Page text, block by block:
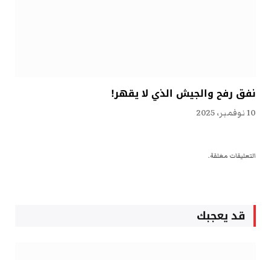
نفق رفح والجيش الذي لا يقهر!
10 نوفمبر، 2025
التعليقات مغلقة.
قد يعجبك